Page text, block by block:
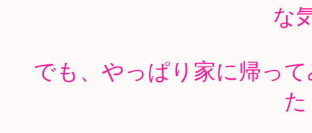
な
でも、やっぱり家に帰っ